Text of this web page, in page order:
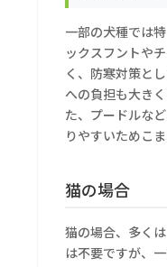
一部の犬種では
ックスフントや
く、防寒対策と
への負担も大き
た、プードルな
りやすいためこ
猫の場合
猫の場合、多く
は不要ですが、